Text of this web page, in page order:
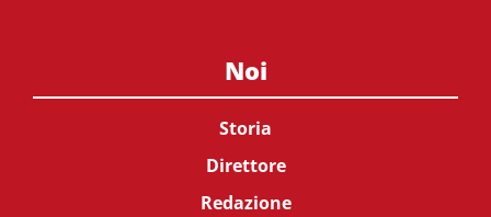
Noi
Storia
Direttore
Redazione